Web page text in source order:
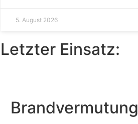
5. August 2026
Letzter Einsatz:
Brandvermutung